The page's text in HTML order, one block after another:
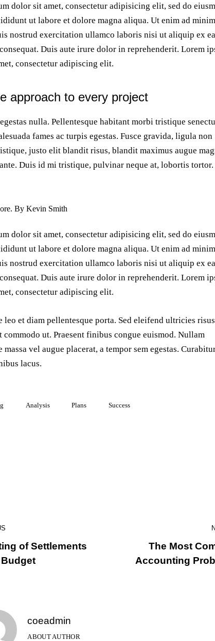
dolor sit amet, consectetur adipisicing elit, sed do
ut labore et dolore magna aliqua. Ut enim ad
nostrud exercitation ullamco laboris nisi ut aliquip ex ea
Duis aute irure dolor in reprehenderit. Lorem
consectetur adipiscing elit.
approach to every project
nulla. Pellentesque habitant morbi tristique
fames ac turpis egestas. Fusce gravida, ligula non
justo elit blandit risus, blandit maximus augue
Duis id mi tristique, pulvinar neque at, lobortis tortor.
By Kevin Smith
dolor sit amet, consectetur adipisicing elit, sed do
ut labore et dolore magna aliqua. Ut enim ad
nostrud exercitation ullamco laboris nisi ut aliquip ex ea
Duis aute irure dolor in reprehenderit. Lorem
consectetur adipiscing elit.
leo et diam pellentesque porta. Sed eleifend ultricies
commodo ut. Praesent finibus congue euismod. Nullam
massa vel augue placerat, a tempor sem egestas.
lacus.
Analysis Plans Success
of Settlements
The Most
Accounting
coeadmin
ABOUT AUTHOR